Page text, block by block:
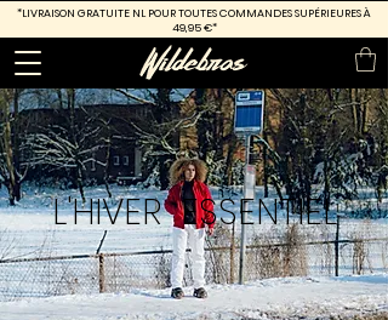
*LIVRAISON GRATUITE NL POUR TOUTES COMMANDES SUPÉRIEURES À
49,95 €*
L'HIVER ESSENTIEL